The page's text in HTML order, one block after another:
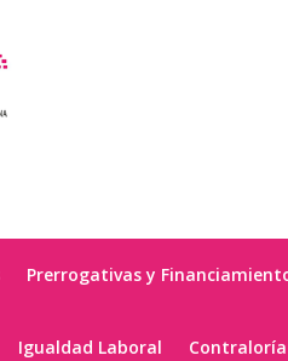
Prerrogativas y
Igualdad Laboral